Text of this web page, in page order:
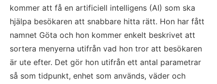
kommer att få en artificiell intelligens (AI) som ska
hjälpa besökaren att snabbare hitta rätt. Hon har fått
namnet Göta och hon kommer enkelt beskrivet att
sortera menyerna utifrån vad hon tror att besökaren
är ute efter. Det gör hon utifrån ett antal parametrar
så som tidpunkt, enhet som används, väder och